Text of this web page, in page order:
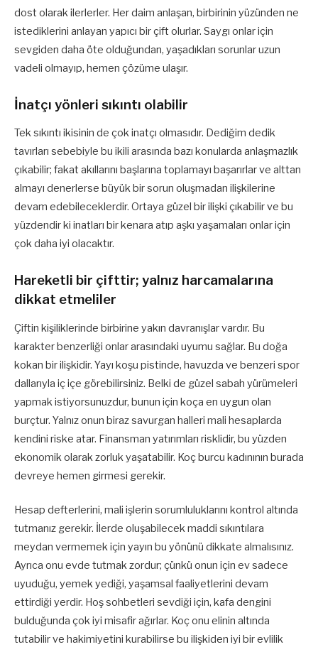
dost olarak ilerlerler. Her daim anlaşan, birbirinin yüzünden ne
istediklerini anlayan yapıcı bir çift olurlar. Saygı onlar için
sevgiden daha öte olduğundan, yaşadıkları sorunlar uzun
vadeli olmayıp, hemen çözüme ulaşır.
İnatçı yönleri sıkıntı olabilir
Tek sıkıntı ikisinin de çok inatçı olmasıdır. Dediğim dedik
tavırları sebebiyle bu ikili arasında bazı konularda anlaşmazlık
çıkabilir; fakat akıllarını başlarına toplamayı başarırlar ve alttan
almayı denerlerse büyük bir sorun oluşmadan ilişkilerine
devam edebileceklerdir. Ortaya güzel bir ilişki çıkabilir ve bu
yüzdendir ki inatları bir kenara atıp aşkı yaşamaları onlar için
çok daha iyi olacaktır.
Hareketli bir çifttir; yalnız harcamalarına
dikkat etmeliler
Çiftin kişiliklerinde birbirine yakın davranışlar vardır. Bu
karakter benzerliği onlar arasındaki uyumu sağlar. Bu doğa
kokan bir ilişkidir. Yayı koşu pistinde, havuzda ve benzeri spor
dallarıyla iç içe görebilirsiniz. Belki de güzel sabah yürümeleri
yapmak istiyorsunuzdur, bunun için koça en uygun olan
burçtur. Yalnız onun biraz savurgan halleri mali hesaplarda
kendini riske atar. Finansman yatırımları risklidir, bu yüzden
ekonomik olarak zorluk yaşatabilir. Koç burcu kadınının burada
devreye hemen girmesi gerekir.
Hesap defterlerini, mali işlerin sorumluluklarını kontrol altında
tutmanız gerekir. İlerde oluşabilecek maddi sıkıntılara
meydan vermemek için yayın bu yönünü dikkate almalısınız.
Ayrıca onu evde tutmak zordur; çünkü onun için ev sadece
uyuduğu, yemek yediği, yaşamsal faaliyetlerini devam
ettirdiği yerdir. Hoş sohbetleri sevdiği için, kafa dengini
bulduğunda çok iyi misafir ağırlar. Koç onu elinin altında
tutabilir ve hakimiyetini kurabilirse bu ilişkiden iyi bir evlilik